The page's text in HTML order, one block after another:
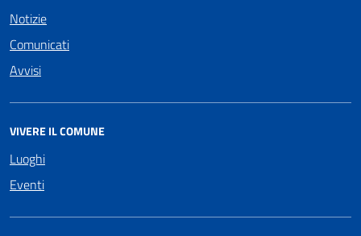
Notizie
Comunicati
Avvisi
VIVERE IL COMUNE
Luoghi
Eventi